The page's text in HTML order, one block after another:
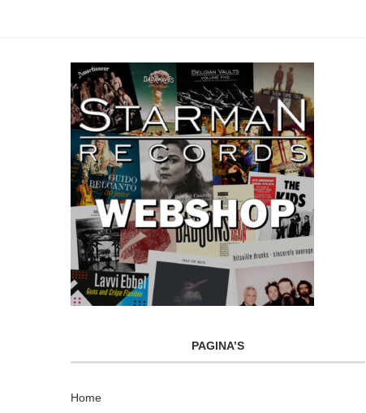
PAGINA’S
Home